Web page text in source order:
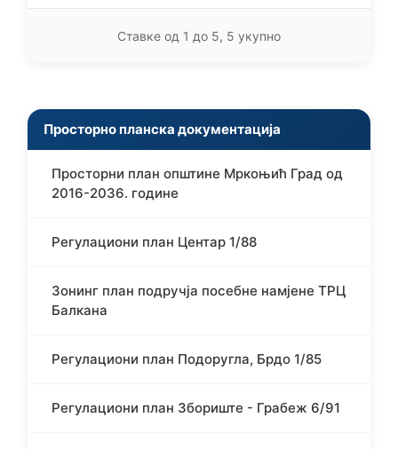
Ставке од 1 до 5, 5 укупно
Просторно планска документација
Просторни план општине Мркоњић Град од
2016-2036. године
Регулациони план Центар 1/88
Зонинг план подручја посебне намјене ТРЦ
Балкана
Регулациони план Подоругла, Брдо 1/85
Регулациони план Збориште - Грабеж 6/91